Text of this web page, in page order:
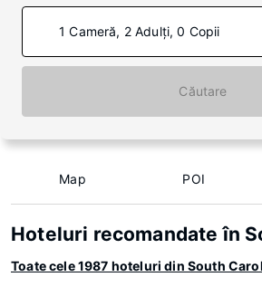
1 Cameră, 2 Adulți, 0 Copii
Căutare
Map POI
Hoteluri recomandate în
Toate cele 1987 hoteluri din South